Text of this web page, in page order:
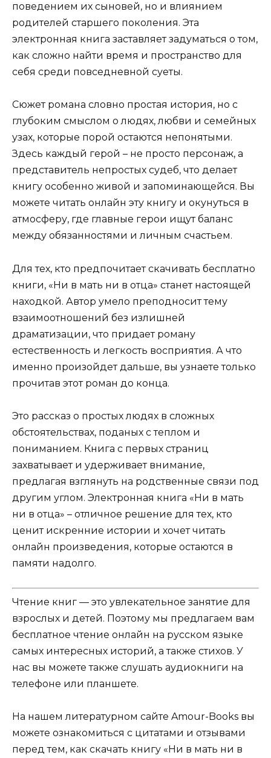
поведением их сыновей, но и влиянием
родителей старшего поколения. Эта
электронная книга заставляет задуматься о том,
как сложно найти время и пространство для
себя среди повседневной суеты.
Сюжет романа словно простая история, но с
глубоким смыслом о людях, любви и семейных
узах, которые порой остаются непонятыми.
Здесь каждый герой – не просто персонаж, а
представитель непростых судеб, что делает
книгу особенно живой и запоминающейся. Вы
можете читать онлайн эту книгу и окунуться в
атмосферу, где главные герои ищут баланс
между обязанностями и личным счастьем.
Для тех, кто предпочитает скачивать бесплатно
книги, «Ни в мать ни в отца» станет настоящей
находкой. Автор умело преподносит тему
взаимоотношений без излишней
драматизации, что придает роману
естественность и легкость восприятия. А что
именно произойдет дальше, вы узнаете только
прочитав этот роман до конца.
Это рассказ о простых людях в сложных
обстоятельствах, поданых с теплом и
пониманием. Книга с первых страниц
захватывает и удерживает внимание,
предлагая взглянуть на родственные связи под
другим углом. Электронная книга «Ни в мать
ни в отца» – отличное решение для тех, кто
ценит искренние истории и хочет читать
онлайн произведения, которые остаются в
памяти надолго.
Чтение книг — это увлекательное занятие для
взрослых и детей. Поэтому мы предлагаем вам
бесплатное чтение онлайн на русском языке
самых интересных историй, а также стихов. У
нас вы можете также слушать аудиокниги на
телефоне или планшете.
На нашем литературном сайте Amour-Books вы
можете ознакомиться с цитатами и отзывами
перед тем, как скачать книгу «Ни в мать ни в